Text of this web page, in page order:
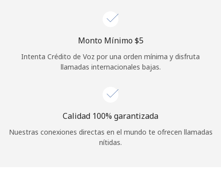
Monto Mínimo ⁦$5⁩
Intenta Crédito de Voz por una orden mínima y disfruta
llamadas internacionales bajas.
Calidad 100% garantizada
Nuestras conexiones directas en el mundo te ofrecen llamadas
nítidas.